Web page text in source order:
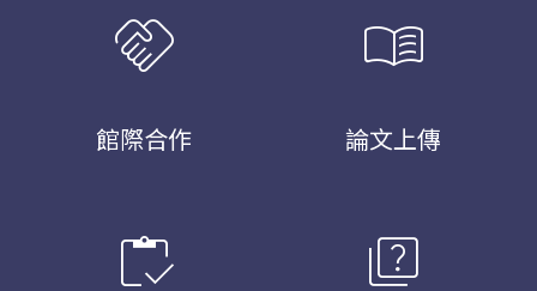
handshake
館際合作
menu_book
論文上傳
inventory quiz